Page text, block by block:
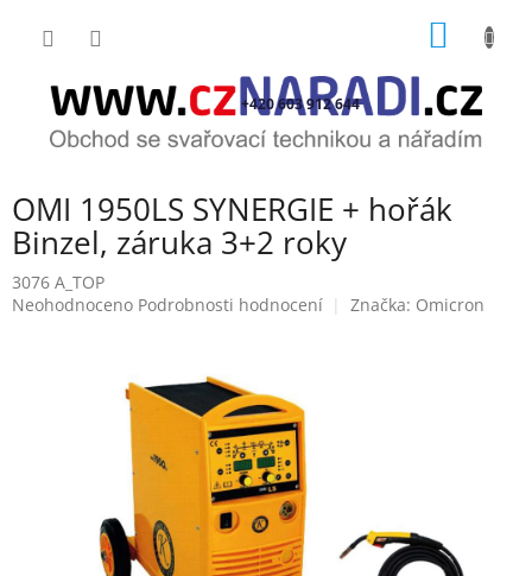
+420 603 912 644
OMI 1950LS SYNERGIE + hořák
Binzel, záruka 3+2 roky
3076 A_TOP
Průměrné
Neohodnoceno Podrobnosti hodnocení Značka: Omicron